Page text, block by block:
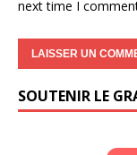
next time I
SOUTENIR LE